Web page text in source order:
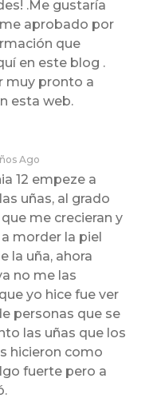
.Me gustaría
aprobado por
que
en este blog .
muy pronto a
esta web.
Ago
12 empeze a
uñas, al grado
me crecieran y
morder la piel
la uña, ahora
no me las
yo hice fue ver
personas que se
las uñas que los
hicieron como
fuerte pero a